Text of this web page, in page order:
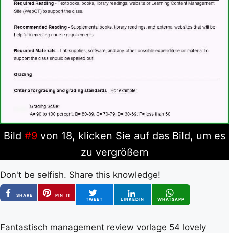
Bild #9 von 18, klicken Sie auf das Bild, um es
zu vergrößern
Don't be selfish. Share this knowledge!
SHARE
PIN_IT
TWEET
LINKEDIN WHATSAPP
Fantastisch management review vorlage 54 lovely